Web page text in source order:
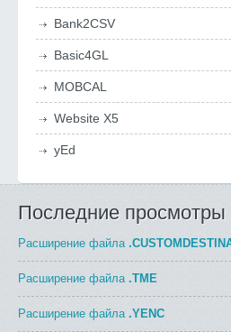
Bank2CSV
Basic4GL
MOBCAL
Website X5
yEd
Последние просмотры
Расширение файла
Расширение файла .TME
Расширение файла .YENC